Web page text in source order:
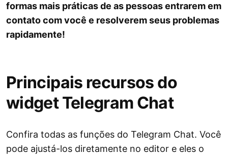
formas mais práticas de as pessoas entrarem em
contato com você e resolverem seus problemas
rapidamente!
Principais recursos do
widget Telegram Chat
Confira todas as funções do Telegram Chat. Você
pode ajustá-los diretamente no editor e eles o